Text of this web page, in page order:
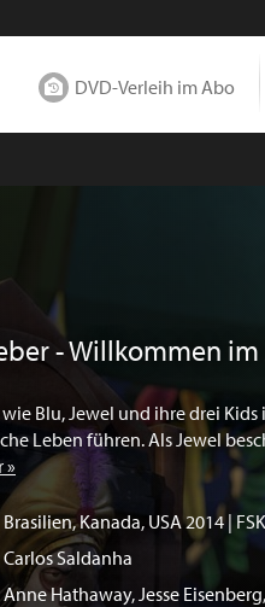
DVD-Verleih im Abo
- Willkommen
wie Blu, Jewel und ihre drei
Leben führen. Als Jewel
»
Brasilien,Kanada, USA2014 |
Carlos Saldanha
Anne Hathaway,Jesse Eisenberg,